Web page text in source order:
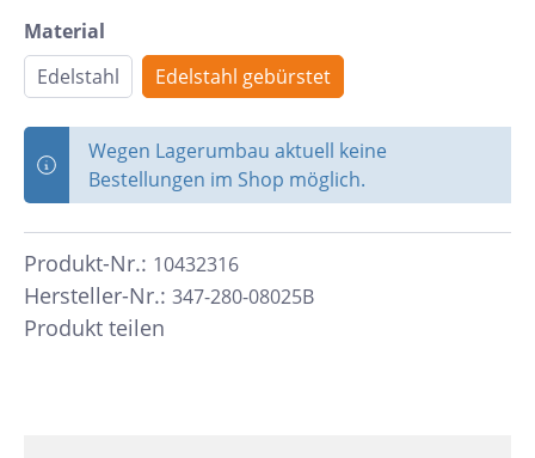
Material
Edelstahl
Edelstahl gebürstet
Wegen Lagerumbau aktuell keine
Bestellungen im Shop möglich.
Hersteller-Nr.: 347-280-08025B
Produkt-Nr.: 10432316
Produkt teilen